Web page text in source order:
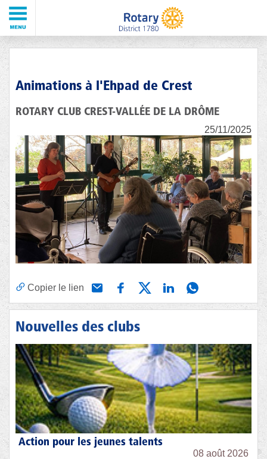
Animations à l'Ehpad de Crest
ROTARY CLUB CREST-VALLÉE DE LA DRÔME
25/11/2025
Copier le lien
Nouvelles des clubs
Action pour les jeunes talents
08 août 2026